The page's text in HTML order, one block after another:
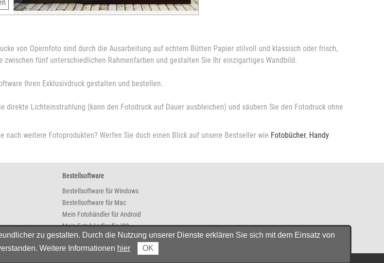
von Opernfoto sind durch die Ausarbeitung auf echtem Bütten Papier stilvoll und klassisch oder frisch,
zwischen fünf unterschiedlichen Rahmenfarben und gestalten Sie Ihr einzigartiges Wandbild.
Ihren Exklusivdruck gestalten und bestellen.
direkte Lichteinstrahlung (kann den Fotodruck auf Dauer ausbleichen) und säubern Sie den Fotodruck ohne
weitere Fotoprodukten? Werfen Sie doch einen Blick auf unsere Bestseller wie Fotobücher, Handy
Bestellsoftware
Bestellsoftware für Windows
Bestellsoftware für Mac
Mein Fotohändler für Android
Mein Fotohändler für iOS
Preise in EUR inkl. MwSt. Bei Postversand zzgl. Versandkosten.
zu gestalten. Durch die Nutzung unserer Dienste erklären Sie sich mit dem Einsatz von
Weitere Informationen hier OK